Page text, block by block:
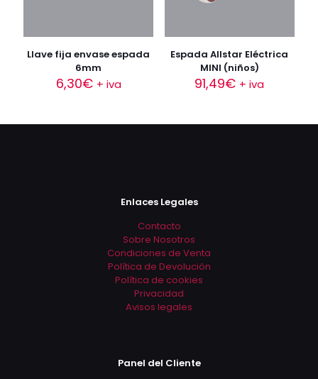
Llave fija envase espada
6mm
6,30€ + iva
Espada Allstar Eléctrica
MINI (niños)
91,49€ + iva
Enlaces Legales
Contacto
Sobre Nosotros
Condiciones de Venta
Política de Devolución
Política de cookies
Privacidad
Avisos legales
Panel del Cliente